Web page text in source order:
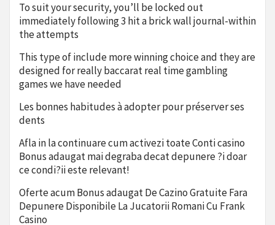
To suit your security, you’ll be locked out
immediately following 3 hit a brick wall journal-within
the attempts
This type of include more winning choice and they are
designed for really baccarat real time gambling
games we have needed
Les bonnes habitudes à adopter pour préserver ses
dents
Afla in la continuare cum activezi toate Conti casino
Bonus adaugat mai degraba decat depunere ?i doar
ce condi?ii este relevant!
Oferte acum Bonus adaugat De Cazino Gratuite Fara
Depunere Disponibile La Jucatorii Romani Cu Frank
Casino